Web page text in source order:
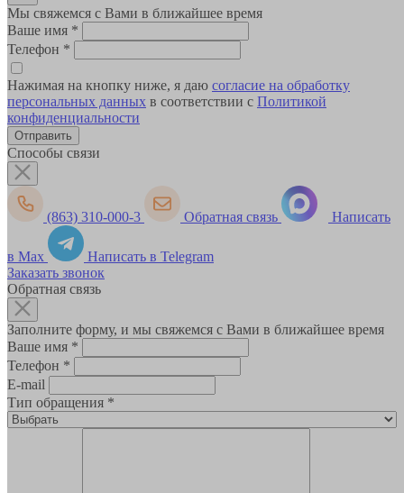
Мы свяжемся с Вами в ближайшее время
Ваше имя *
Телефон *
Нажимая на кнопку ниже, я даю согласие на обработку
персональных данных в соответствии с Политикой
конфиденциальности
Способы связи
(863) 310-000-3 Обратная связь Написать
в Max
Написать в Telegram
Заказать звонок
Обратная связь
Заполните форму, и мы свяжемся с Вами в ближайшее время
Ваше имя *
Телефон *
E-mail
Тип обращения *